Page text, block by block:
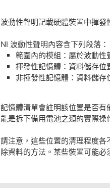
波動性聲明記載硬體裝置中揮
NI 波動性聲明內容含下列段落：
範圍內的模組：屬於波動性
揮發性記憶體：資料儲存位
非揮發性記憶體：資料儲存
記憶體清單會註明該位置是否
能是拆下備用電池之類的實際操
請注意，這些位置的清理程度
除資料的方法。某些裝置可能必